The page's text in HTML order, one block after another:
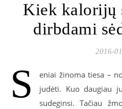
Kiek kalorijų
dirbdami
2016-
S
eniai žinoma tiesa –
judėti. Kuo daugiau
sudeginsi. Tačiau